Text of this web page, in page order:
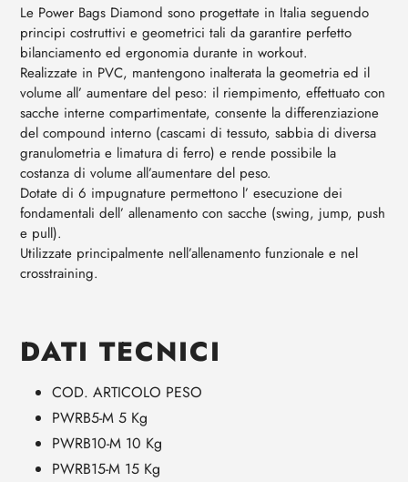
prodotto
al
tuo
carrello
Le Power Bags Diamond sono progettate in Italia seguendo
principi costruttivi e geometrici tali da garantire perfetto
bilanciamento ed ergonomia durante in workout.
Realizzate in PVC, mantengono inalterata la geometria ed il
volume all’ aumentare del peso: il riempimento, effettuato con
sacche interne compartimentate, consente la differenziazione
del compound interno (cascami di tessuto, sabbia di diversa
granulometria e limatura di ferro) e rende possibile la
costanza di volume all’aumentare del peso.
Dotate di 6 impugnature permettono l’ esecuzione dei
fondamentali dell’ allenamento con sacche (swing, jump, push
e pull).
Utilizzate principalmente nell’allenamento funzionale e nel
crosstraining.
DATI TECNICI
COD. ARTICOLO PESO
PWRB5-M 5 Kg
PWRB10-M 10 Kg
PWRB15-M 15 Kg